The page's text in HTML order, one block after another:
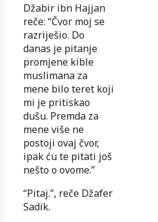
Džabir ibn Hajjan
reče: “Čvor moj se
razriješio. Do
danas je pitanje
promjene kible
muslimana za
mene bilo teret koji
mi je pritiskao
dušu. Premda za
mene više ne
postoji ovaj čvor,
ipak ću te pitati još
nešto o ovome.”
“Pitaj.”, reče Džafer
Sadik.